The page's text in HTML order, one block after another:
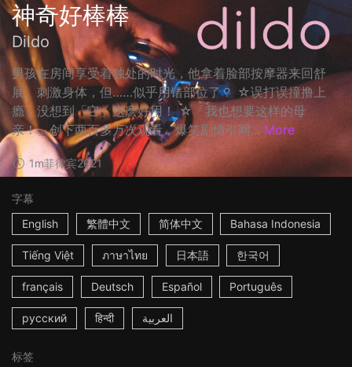
神奇好棒棒
Dildo
男孩在房间享受着独处的时光，他拿着脸部按摩器来回舒
展、刺激身体，但……似乎用错部位了？ ☆误打误撞撸上
瘾，没想到「它」这麽好用！ ☆「我也想要这样的母
亲！」创下两百多万次观看，爆笑剧情引网... More
1m菲律宾2021
字幕
English
繁體中文 简体中文 Bahasa Indonesia
Tiếng Việt ภาษาไทย 日本語 한국어
français Deutsch Español Português
русский हिन्दी العربية
标签